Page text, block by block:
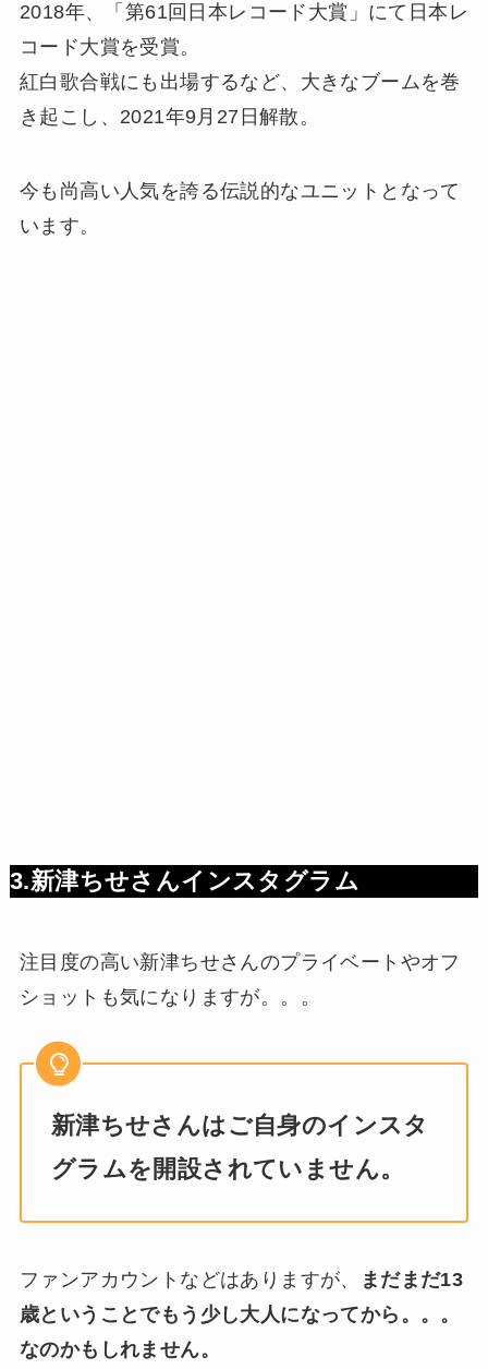
2018年、「第61回日本レコード大賞」にて日本レ
コード大賞を受賞。
紅白歌合戦にも出場するなど、大きなブームを巻
き起こし、2021年9月27日解散。
今も尚高い人気を誇る伝説的なユニットとなって
います。
3.新津ちせさんインスタグラム
注目度の高い新津ちせさんのプライベートやオフ
ショットも気になりますが。。。
新津ちせさんはご自身のインスタ
グラムを開設されていません。
ファンアカウントなどはありますが、
まだまだ13
歳ということでもう少し大人になってから。。。
なのかもしれません。